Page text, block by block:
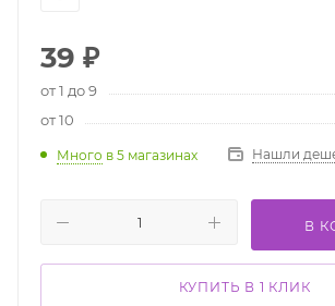
39 ₽
от 1 до 9
от 10
Много в 5 магазинах Нашли
В
КУПИТЬ В 1 КЛИК